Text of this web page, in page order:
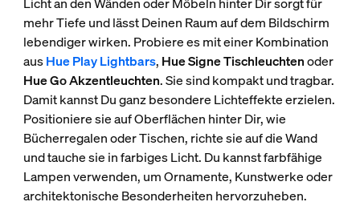
mehr Tiefe und lässt Deinen Raum auf dem Bildschirm
lebendiger wirken. Probiere es mit einer Kombination
ausHue Play Lightbars, Hue Signe Tischleuchtenoder
Hue Go Akzentleuchten. Sie sind kompakt und tragbar.
Damit kannst Du ganz besondere Lichteffekte erzielen.
Positioniere sie auf Oberflächen hinter Dir, wie
Bücherregalen oder Tischen, richte sie auf die Wand
und tauche sie in farbiges Licht. Du kannst farbfähige
Lampen verwenden, um Ornamente, Kunstwerke oder
architektonische Besonderheiten hervorzuheben.